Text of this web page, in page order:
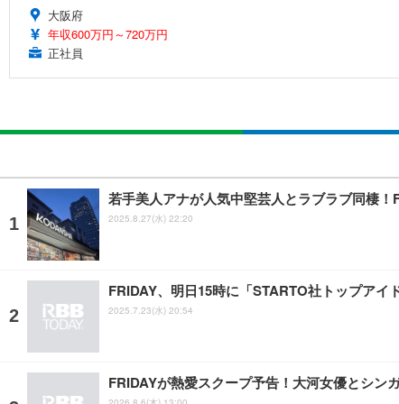
大阪府
年収600万円～720万円
正社員
若手美人アナが人気中堅芸人とラブラブ同棲！
2025.8.27(水) 22:20
FRIDAY、明日15時に「STARTO社トップアイ
2025.7.23(水) 20:54
FRIDAYが熱愛スクープ予告！大河女優とシン